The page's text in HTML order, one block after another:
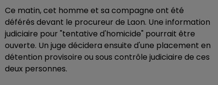
Ce matin, cet homme et sa compagne ont été
déférés devant le procureur de Laon. Une information
judiciaire pour "tentative d'homicide" pourrait être
ouverte. Un juge décidera ensuite d'une placement en
détention provisoire ou sous contrôle judiciaire de ces
deux personnes.